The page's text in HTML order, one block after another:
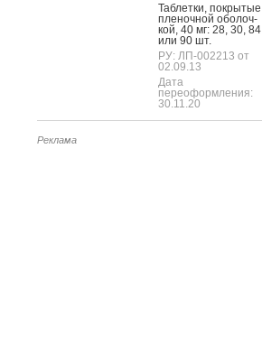
Таб­летки, пок­ры­тые
пле­ноч­ной обо­лоч­
кой, 40 мг: 28, 30, 84
или 90 шт.
РУ: ЛП-002213 от
02.09.13
Дата
переоформления:
30.11.20
Реклама